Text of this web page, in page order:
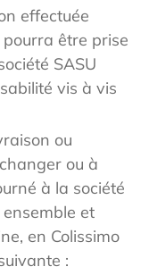
effectuée
être prise
SASU
vis à vis
ou
ou à
à la société
et
en Colissimo
: